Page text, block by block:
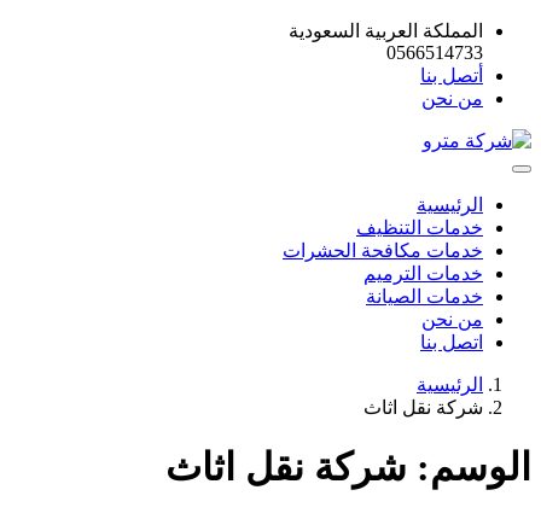
المملكة العربية السعودية
0566514733
أتصل بنا
من نحن
الرئيسية
خدمات التنظيف
خدمات مكافحة الحشرات
خدمات الترميم
خدمات الصيانة
من نحن
اتصل بنا
الرئيسية
شركة نقل اثاث
الوسم: شركة نقل اثاث